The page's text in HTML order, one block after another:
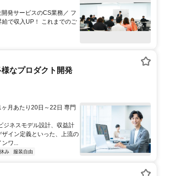
発サービスのCS業務／ フ
で収入UP！ これまでのご
なプロダクト開発
月あたり20日～22日 専門
ジネスモデル設計、収益計
イン定義といった、上流の
ンワ...
み 服装自由